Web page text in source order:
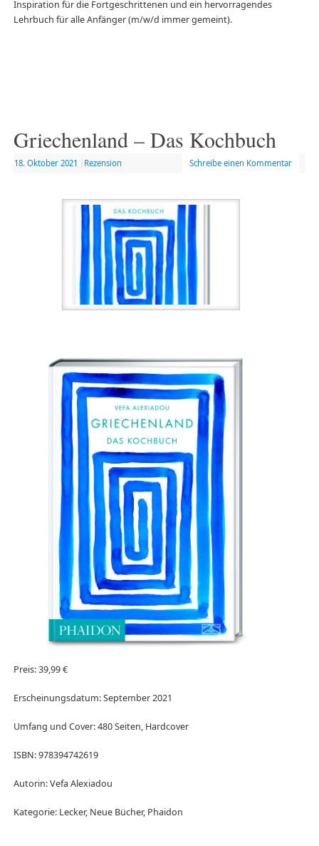
Inspiration für die Fortgeschrittenen und ein hervorragendes
Lehrbuch für alle Anfänger (m/w/d immer gemeint).
Griechenland – Das Kochbuch
18. Oktober 2021 Rezension Schreibe einen Kommentar
Preis: 39,99 €
Erscheinungsdatum: September 2021
Umfang und Cover: 480 Seiten, Hardcover
ISBN: 978394742619
Autorin: Vefa Alexiadou
Kategorie: Lecker, Neue Bücher, Phaidon